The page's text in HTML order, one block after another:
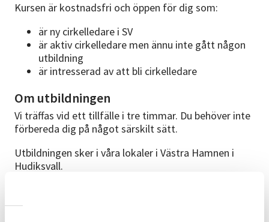
Kursen är kostnadsfri och öppen för dig som:
är ny cirkelledare i SV
är aktiv cirkelledare men ännu inte gått någon
utbildning
är intresserad av att bli cirkelledare
Om utbildningen
Vi träffas vid ett tillfälle i tre timmar. Du behöver inte
förbereda dig på något särskilt sätt.
Utbildningen sker i våra lokaler i Västra Hamnen i
Hudiksvall.
1. Välkommen, presentation och film